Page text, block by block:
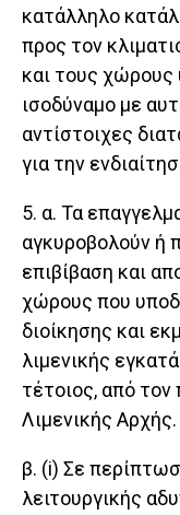
κατάλληλο
προς τον
και τους χώρους
ισοδύναμο με
αντίστοιχες
για την
5. α. Τα
αγκυροβολούν ή
επιβίβαση και
χώρους που
διοίκησης και
λιμενικής
τέτοιος, από
Λιμενικής Αρχής.
β. (i) Σε
λειτουργικής